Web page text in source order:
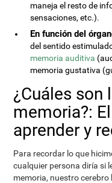
maneja el resto de
sensaciones, etc.).
En función del
del sentido
memoria auditiva
memoria gustativa
¿Cuáles son
memoria?:
aprender y
Para recordar lo que
cualquier persona diría si
memoria, nuestro cerebro